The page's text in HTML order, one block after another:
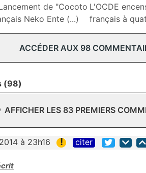
de "Cocoto
Neko Ente (...)
L'OCDE
français à
ACCÉDER AUX 98
(98)
AFFICHER LES 83 PREMIERS
à 23h16 ! citer